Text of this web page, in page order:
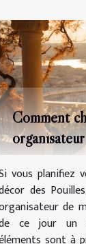
Comment
Pouilles
vous planifiez
des
de
ce jour un
sont à